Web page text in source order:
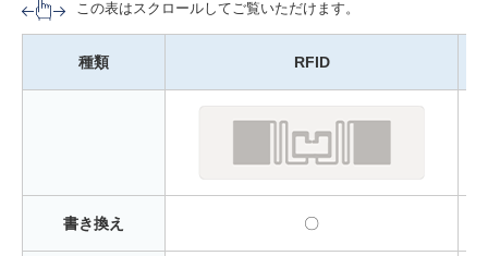
この表はスクロールしてご覧いただけます。
種類 RFID
書き換え 〇